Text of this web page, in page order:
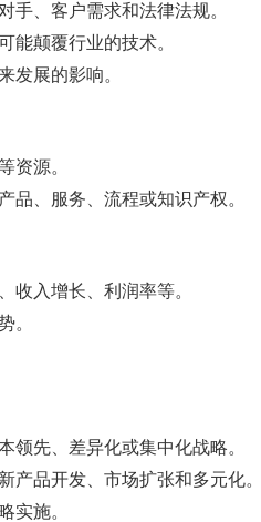
手、客户需求和法律法规。
能颠覆行业的技术。
发展的影响。
资源。
品、服务、流程或知识产权。
收入增长、利润率等。
。
领先、差异化或集中化战略。
产品开发、市场扩张和多元化。
实施。